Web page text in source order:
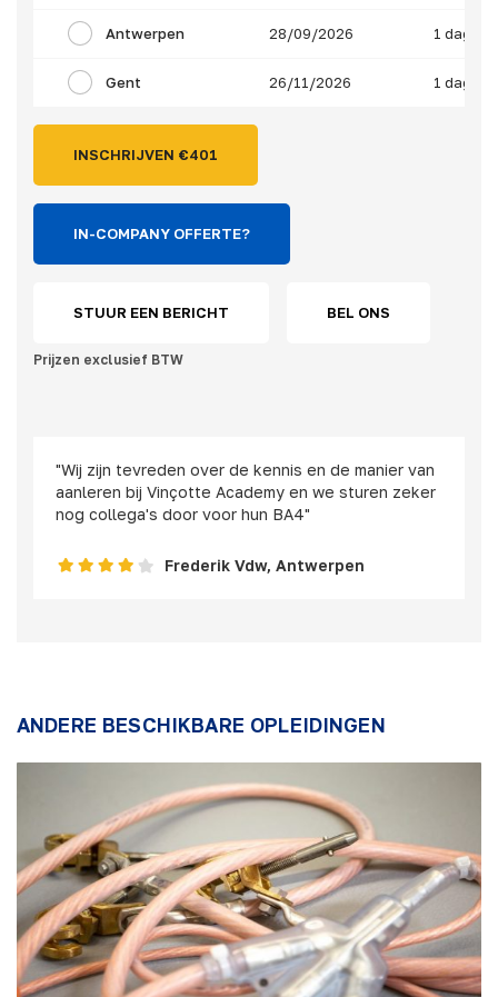
Antwerpen 28/09/2026 1 dag
Gent 26/11/2026 1 dag
INSCHRIJVEN €401
IN-COMPANY OFFERTE?
STUUR EEN BERICHT BEL ONS
Prijzen exclusief BTW
"Wij zijn tevreden over de kennis en de manier van
aanleren bij Vinçotte Academy en we sturen zeker
nog collega's door voor hun BA4"
Frederik Vdw, Antwerpen
ANDERE BESCHIKBARE OPLEIDINGEN